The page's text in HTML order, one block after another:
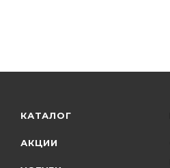
КАТАЛОГ
АКЦИИ